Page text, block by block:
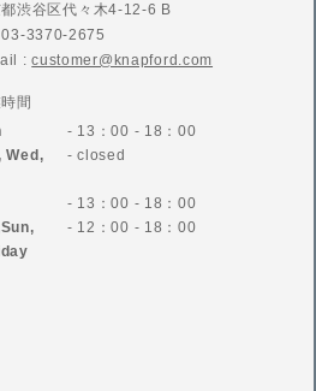
渋谷区代々木4-12-6 B
3370-2675
:customer@knapford.com
間
- 13：00 - 18：00
Wed,
- closed
- 13：00 - 18：00
- 12：00 - 18：00